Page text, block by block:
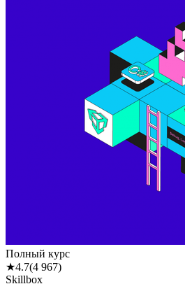
Полный курс
★4.7(4 967)
Skillbox